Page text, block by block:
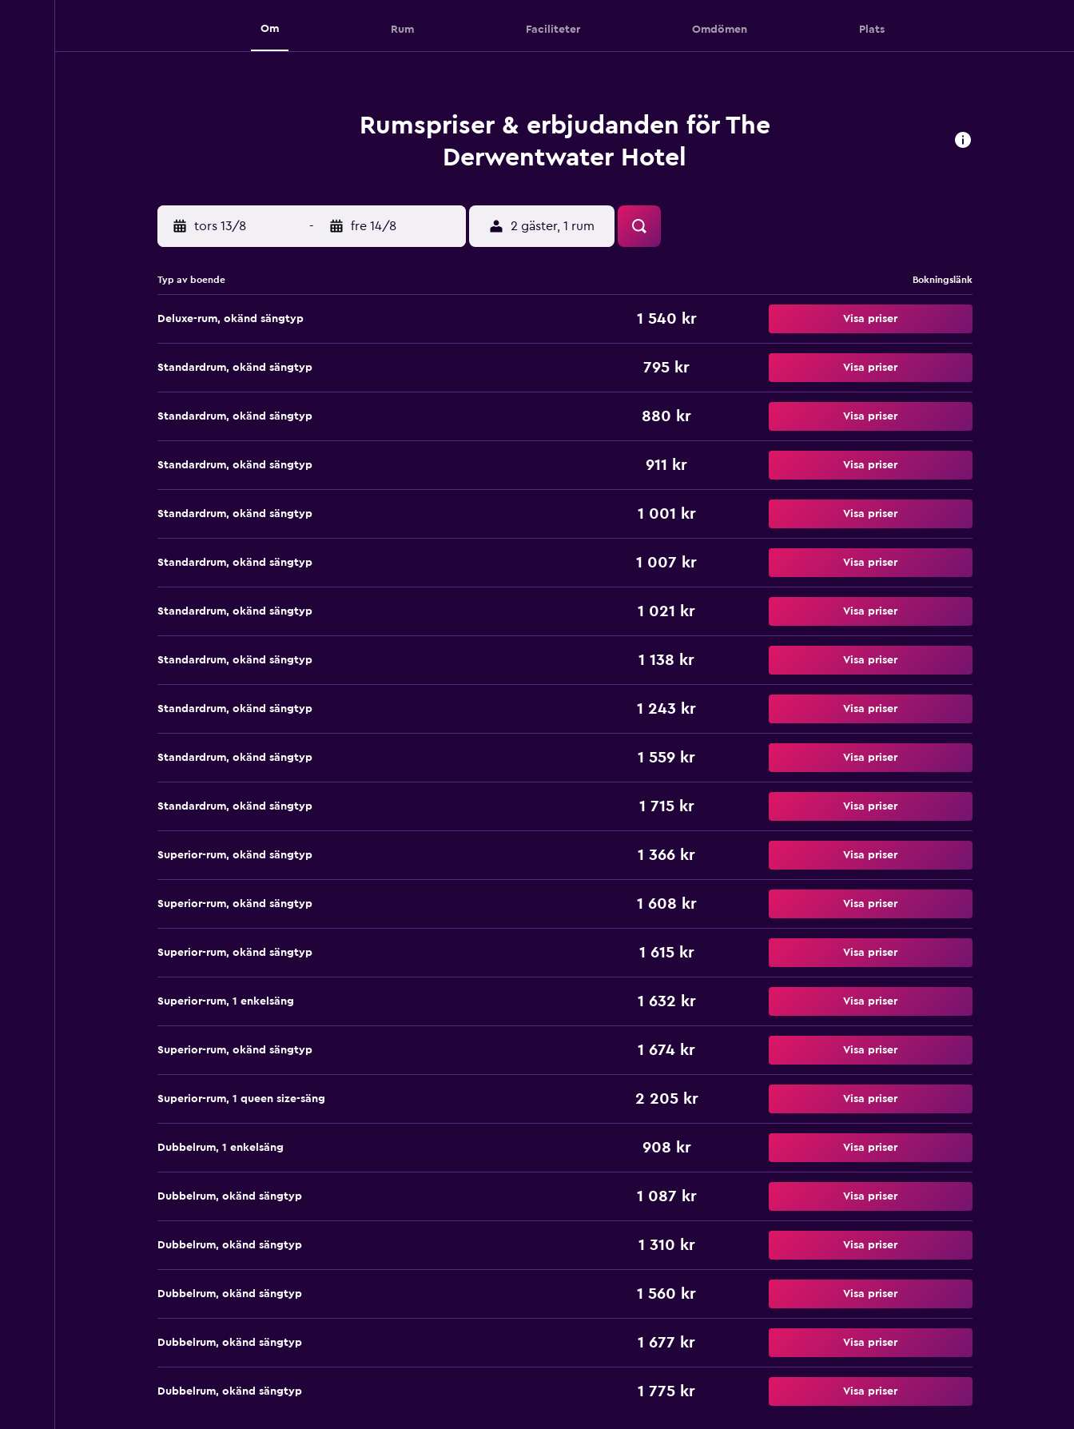
Om Rum Faciliteter Omdömen Plats
Rumspriser & erbjudanden för The
Derwentwater Hotel
tors 13/8 - fre 14/8 2 gäster, 1 rum
Typ av boende Bokningslänk
Deluxe-rum, okänd sängtyp 1 540 kr Visa priser
Standardrum, okänd sängtyp 795 kr Visa priser
Standardrum, okänd sängtyp 880 kr Visa priser
Standardrum, okänd sängtyp 911 kr Visa priser
Standardrum, okänd sängtyp 1 001 kr Visa priser
Standardrum, okänd sängtyp 1 007 kr Visa priser
Standardrum, okänd sängtyp 1 021 kr Visa priser
Standardrum, okänd sängtyp 1 138 kr Visa priser
Standardrum, okänd sängtyp 1 243 kr Visa priser
Standardrum, okänd sängtyp 1 559 kr Visa priser
Standardrum, okänd sängtyp 1 715 kr Visa priser
Superior-rum, okänd sängtyp 1 366 kr Visa priser
Superior-rum, okänd sängtyp 1 608 kr Visa priser
Superior-rum, okänd sängtyp 1 615 kr Visa priser
Superior-rum, 1 enkelsäng 1 632 kr Visa priser
Superior-rum, okänd sängtyp 1 674 kr Visa priser
Superior-rum, 1 queen size-säng 2 205 kr Visa priser
Dubbelrum, 1 enkelsäng 908 kr Visa priser
Dubbelrum, okänd sängtyp 1 087 kr Visa priser
Dubbelrum, okänd sängtyp 1 310 kr Visa priser
Dubbelrum, okänd sängtyp 1 560 kr Visa priser
Dubbelrum, okänd sängtyp 1 677 kr Visa priser
Dubbelrum, okänd sängtyp 1 775 kr Visa priser